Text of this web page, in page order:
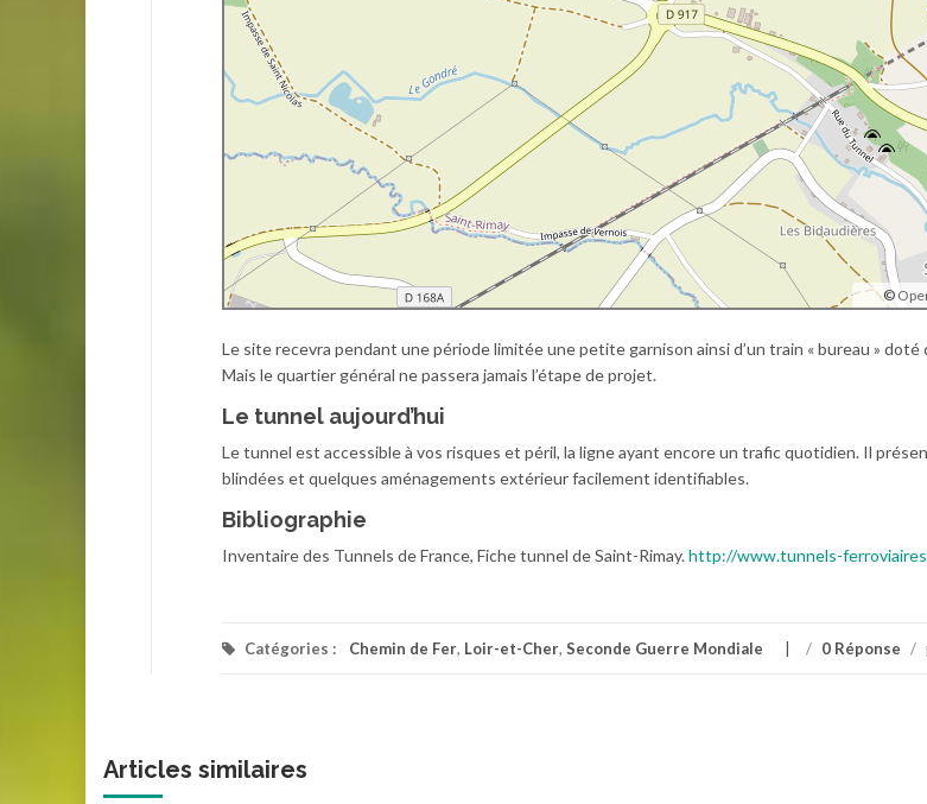
©
Le site recevra pendant une période limitée une petite garnison ainsi d’un train « bureau »
Mais le quartier général ne passera jamais l’étape de projet.
Le tunnel aujourd’hui
Le tunnel est accessible à vos risques et péril, la ligne ayant encore un trafic quotidien. Il
blindées et quelques aménagements extérieur facilement identifiables.
Bibliographie
Inventaire des Tunnels de France, Fiche tunnel de Saint-Rimay.http://www.tunnels-
Catégories : Chemin de Fer, Loir-et-Cher, Seconde Guerre Mondiale / 0 Réponse /
Articles similaires